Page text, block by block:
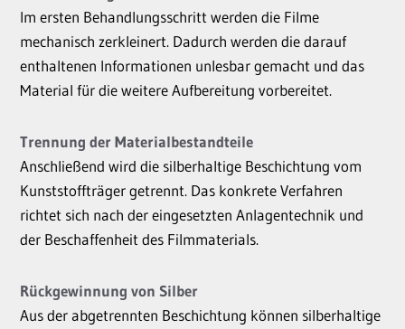
Im ersten Behandlungsschritt werden die Filme
mechanisch zerkleinert. Dadurch werden die darauf
enthaltenen Informationen unlesbar gemacht und das
Material für die weitere Aufbereitung vorbereitet.
Trennung der Materialbestandteile
Anschließend wird die silberhaltige Beschichtung vom
Kunststoffträger getrennt. Das konkrete Verfahren
richtet sich nach der eingesetzten Anlagentechnik und
der Beschaffenheit des Filmmaterials.
Rückgewinnung von Silber
Aus der abgetrennten Beschichtung können silberhaltige